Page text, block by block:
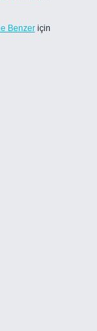
Benzeriçin